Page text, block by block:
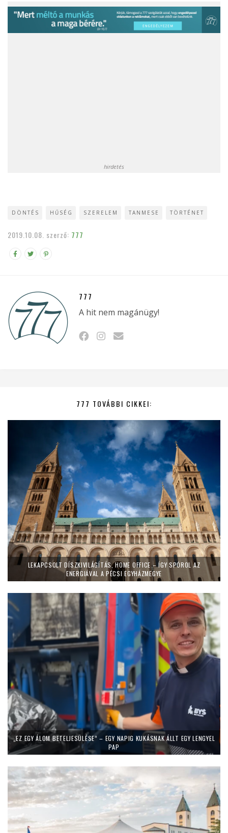
hirdetés
DÖNTÉS HŰSÉG SZERELEM TANMESE TÖRTÉNET
2019.10.08. szerző: 777
777
A hit nem magánügy!
777 TOVÁBBI CIKKEI:
LEKAPCSOLT DÍSZKIVILÁGÍTÁS, HOME OFFICE – ÍGY SPÓROL AZ
ENERGIÁVAL A PÉCSI EGYHÁZMEGYE
„EZ EGY ÁLOM BETELJESÜLÉSE” – EGY NAPIG KUKÁSNAK ÁLLT EGY LENGYEL
PAP